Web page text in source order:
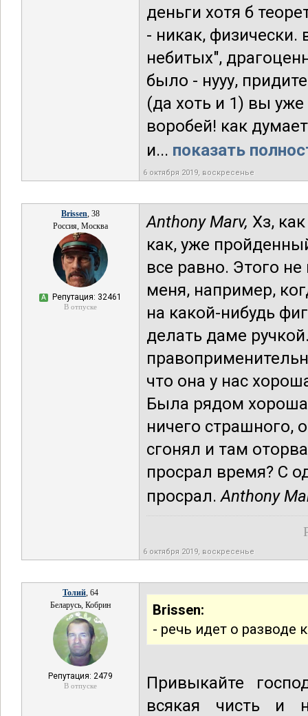
деньги хотя б
- никак, физически.
небитых",
было - нууу,
(да хоть и 1) вы
воробей! как
и... показать
6 октября 2019, воскресенье
Brissen, 38
Россия, Москва
А Репутация: 32461
В отпуске
Anthony Marv, Хз,
как, уже
все равно. Этого
меня, например,
на какой-нибудь
делать даме
что она у нас
Была рядом
ничего страшного,
сгонял и там
просрал время? С
просрал.Anthony
6 октября 2019, воскресенье
Толий, 64
Беларусь, Кобрин
Репутация: 2479
В отпуске
Brissen:
- речь идет о разводе
Привыкайте
всякая чисть и